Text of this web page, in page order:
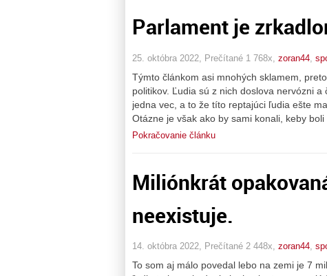
Parlament je
25. októbra 2022, Prečítané 1 768x, zoran44
Týmto článkom asi mnohých sklamem,
politikov. Ľudia sú z nich doslova nervózni
jedna vec, a to že títo reptajúci ľudia ešte
Otázne je však ako by sami konali, keby
Pokračovanie článku
Miliónkrát
neexistuje.
14. októbra 2022, Prečítané 2 448x, zoran44,
To som aj málo povedal lebo na zemi je 7